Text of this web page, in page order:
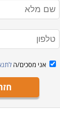
אני מסכים/ה